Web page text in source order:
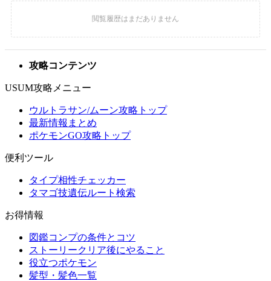
攻略コンテンツ
USUM攻略メニュー
ウルトラサン/ムーン攻略トップ
最新情報まとめ
ポケモンGO攻略トップ
便利ツール
タイプ相性チェッカー
タマゴ技遺伝ルート検索
お得情報
図鑑コンプの条件とコツ
ストーリークリア後にやること
役立つポケモン
髪型・髪色一覧